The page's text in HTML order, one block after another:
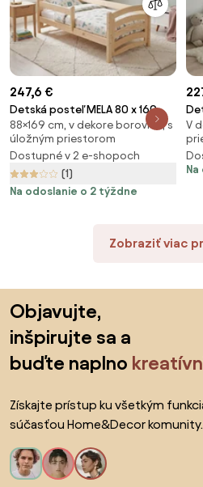
247,6 €
Detská posteľ MELA 80 x 160
cm, borovica Rošt: S lamelovým
roštom, Matrac: Matrac
COCO 10 cm
88×169 cm, v dekore borovica, s
úložným priestorom
Dostupné v 2 e-shopoch
(1)
Na odoslanie o 2 týždne
V
Zobraziť viac
Objavujte,
inšpirujte sa a
buďte naplno
Získajte prístup ku všetkým
súčasťou Home&Decor komunity.